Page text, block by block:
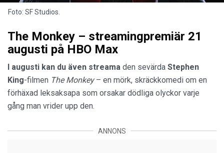
Foto: SF Studios.
The Monkey – streamingpremiär 21
augusti på HBO Max
I augusti kan du även streama den sevärda Stephen
King-filmen The Monkey– en mörk, skräckkomedi om en
förhäxad leksaksapa som orsakar dödliga olyckor varje
gång man vrider upp den.
ANNONS